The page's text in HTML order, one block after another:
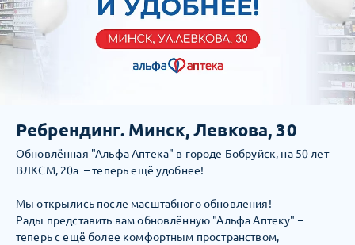
Ребрендинг. Минск, Левкова, 30
Обновлённая "Альфа Аптека" в городе Бобруйск, на 50 лет
ВЛКСМ, 20а – теперь ещё удобнее!
Мы открылись после масштабного обновления!
Рады представить вам обновлённую "Альфа Аптеку" –
теперь с ещё более комфортным пространством,